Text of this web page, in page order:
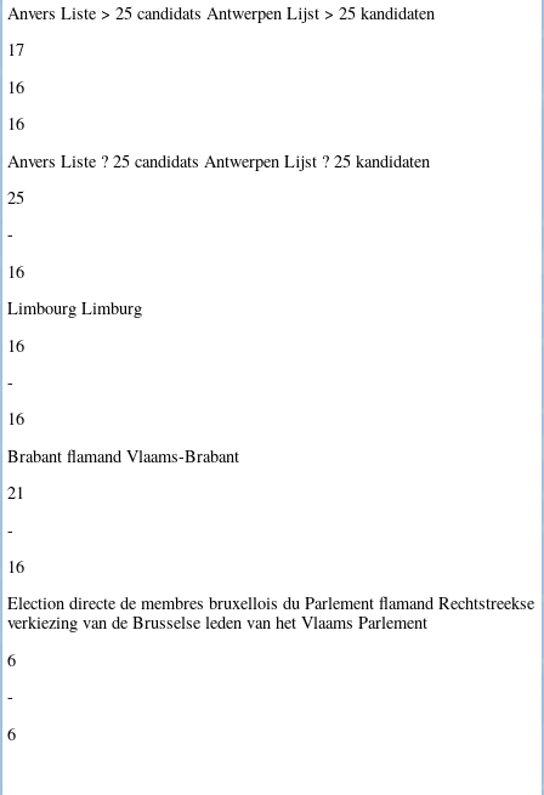
Anvers Liste > 25 candidats Antwerpen Lijst > 25 kandidaten
17
16
16
Anvers Liste ? 25 candidats Antwerpen Lijst ? 25 kandidaten
25
-
16
Limbourg Limburg
16
-
16
Brabant flamand Vlaams-Brabant
21
-
16
Election directe de membres bruxellois du Parlement flamand Rechtstreekse
verkiezing van de Brusselse leden van het Vlaams Parlement
6
-
6